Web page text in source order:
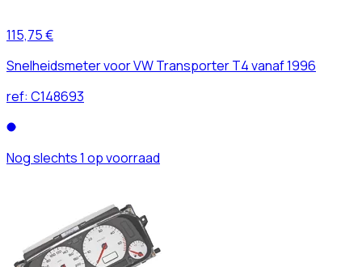
115,75 €
Snelheidsmeter voor VW Transporter T4 vanaf 1996
ref: C148693
Nog slechts 1 op voorraad